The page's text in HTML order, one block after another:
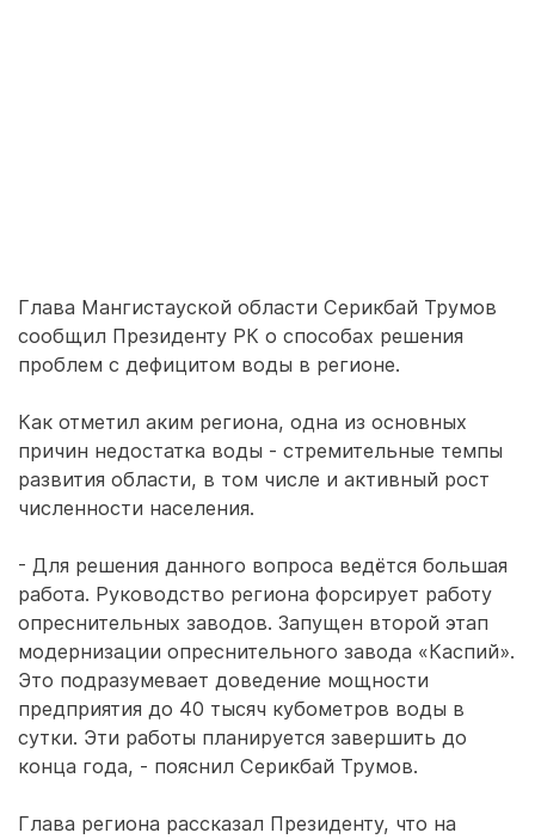
Глава Мангистауской области Серикбай Трумов
сообщил Президенту РК о способах решения
проблем с дефицитом воды в регионе.
Как отметил аким региона, одна из основных
причин недостатка воды - стремительные темпы
развития области, в том числе и активный рост
численности населения.
- Для решения данного вопроса ведётся большая
работа. Руководство региона форсирует работу
опреснительных заводов. Запущен второй этап
модернизации опреснительного завода «Каспий».
Это подразумевает доведение мощности
предприятия до 40 тысяч кубометров воды в
сутки. Эти работы планируется завершить до
конца года, - пояснил Серикбай Трумов.
Глава региона рассказал Президенту, что на